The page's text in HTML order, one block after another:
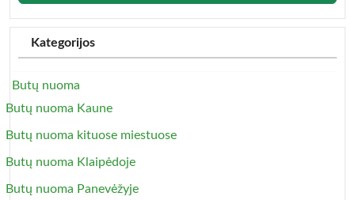
Kategorijos
Butų nuoma
Butų nuoma Kaune
Butų nuoma kituose miestuose
Butų nuoma Klaipėdoje
Butų nuoma Panevėžyje